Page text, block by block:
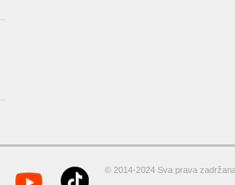
© 2014-2024 Sva prava zadržana.